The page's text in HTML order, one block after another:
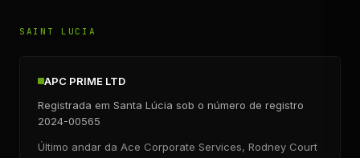
SAINT LUCIA
APC PRIME LTD
Registrada em Santa Lúcia sob o número de registro
2024-00565
Último andar da Ace Corporate Services, Rodney Court